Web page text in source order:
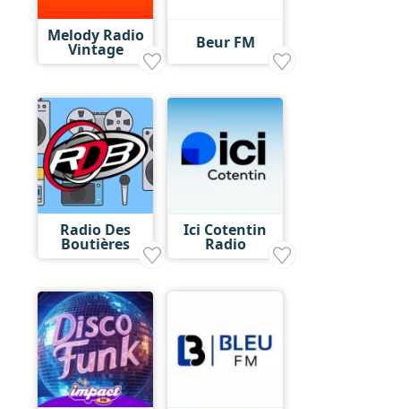
Melody Radio
Vintage Beur FM
Radio Des
Boutières
Ici Cotentin
Radio